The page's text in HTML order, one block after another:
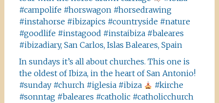
#campolife #horswagon #horsedrawing
#instahorse #ibizapics #countryside #nature
#goodlife #instagood #instaibiza #baleares
#ibizadiary, San Carlos, Islas Baleares, Spain
In sundays it’s all about churches. This one is
the oldest of Ibiza, in the heart of San Antonio!
#sunday #church #iglesia #ibiza
#kirche
#sonntag #baleares #catholic #catholicchurch